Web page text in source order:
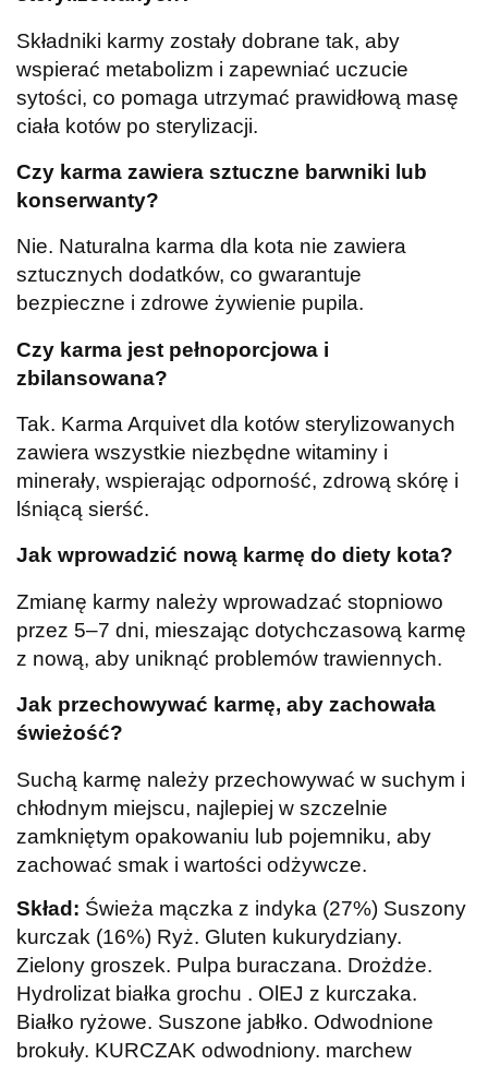
Składniki karmy zostały dobrane tak, aby
wspierać metabolizm i zapewniać uczucie
sytości, co pomaga utrzymać prawidłową masę
ciała kotów po sterylizacji.
Czy karma zawiera sztuczne barwniki lub
konserwanty?
Nie. Naturalna karma dla kota nie zawiera
sztucznych dodatków, co gwarantuje
bezpieczne i zdrowe żywienie pupila.
Czy karma jest pełnoporcjowa i
zbilansowana?
Tak. Karma Arquivet dla kotów sterylizowanych
zawiera wszystkie niezbędne witaminy i
minerały, wspierając odporność, zdrową skórę i
lśniącą sierść.
Jak wprowadzić nową karmę do diety kota?
Zmianę karmy należy wprowadzać stopniowo
przez 5–7 dni, mieszając dotychczasową karmę
z nową, aby uniknąć problemów trawiennych.
Jak przechowywać karmę, aby zachowała
świeżość?
Suchą karmę należy przechowywać w suchym i
chłodnym miejscu, najlepiej w szczelnie
zamkniętym opakowaniu lub pojemniku, aby
zachować smak i wartości odżywcze.
Skład: Świeża mączka z indyka (27%) Suszony
kurczak (16%) Ryż. Gluten kukurydziany.
Zielony groszek. Pulpa buraczana. Drożdże.
Hydrolizat białka grochu . OlEJ z kurczaka.
Białko ryżowe. Suszone jabłko. Odwodnione
brokuły. KURCZAK odwodniony. marchew